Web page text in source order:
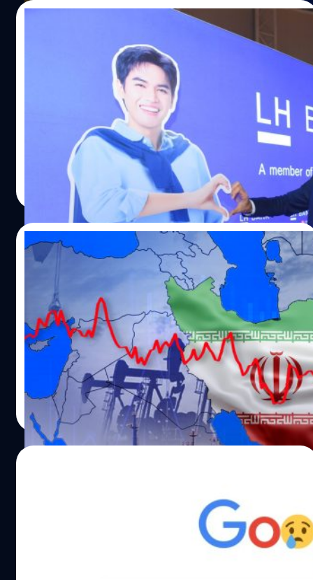
มอบให้กับองค์กร แบรนด์ ผลิตภัณฑ์ และบุคคลแห่งอนาคต
ผู้สร้างสรรค์นวัตกรรมใหม่ๆ เพื่อประกาศและเชิดชูความ
สำเร็จให้แก่องค์กร แบรนด์ ผลิตภัณฑ์ และบุคคล ที่มีความ
คิดริเริ่มสร้างสรรค์งานที่มีความโดดเด่น ซึ่งก่อให้เกิดคุณค่า
สูงสุดต่อสังคมเป็นวงกว้าง ผ่าน 3 ขั้นตอนดังนี้ 1. เปิดรับการ
เสนอรายชื่อองค์กรเพื่อสมัครเข้าร่วมการประกวด 2. คณะ
กรรมการผู้ทรงคุณวุฒิคัดเลือกคุณสมบัติผู้สมัคร ตามหลัก
เกณฑ์คะแนน 3. คณะกรรมการผู้ทรงคุณวุฒิร่วมคัดเลือกเฟ้น
หาผู้ชนะในแต่ละสาขารางวัล และเปิดโหวตแสดงความคิด
เห็นเพื่อเฟ้นหาผู้ชนะรางวัล โดยรางวัล The Better World
Corporate Awards มีทั้งสิ้น 5 สาขา ดังนี้…
LH Bank เปิดตัว “GENIE AI” ผู้ช่วยอัจฉริยะสั่ง
งานด้วยเสียง บนแอปฯ LHB You รายแรกใน
เมื่อความเร็ว การเข้าถึงง่าย และความปลอดภัยคือหัวใจ
สำคัญของยุค Mobile Banking ทาง LH Bank ได้สร้าง
ปรากฏการณ์ใหม่ในวงการธนาคารไทย ด้วยการเปลี่ยนผ่าน
จากกลยุทธ์ "Mobile-First" สู่การเป็น "AI-First & Voice-
First" อย่างเต็มรูปแบบ ด้วยการเปิดตัว “GENIE AI” บน
แอปพลิเคชัน LHB You ซึ่งถือเป็นครั้งแรกในประเทศไทยที่ผู้
ใช้งานสามารถทำธุรกรรมทางการเงินผ่าน "การสนทนา" ด้วย
เสียงและภาษาธรรมชาติ นายฉี ชิง-ฟู่ ประธานเจ้าหน้าที่
บริหารและกรรมการผู้จัดการ LH Bank ระบุว่า GENIE ไม่ใช่
เพียงแค่ฟีเจอร์ใหม่ แต่คือนวัตกรรมที่ยึดลูกค้าเป็นศูนย์กลาง
(Customer-Centric) โดยได้รับการสนับสนุนองค์ความรู้จาก
CTBC Bank ธนาคารเอกชนอันดับหนึ่งจากไต้หวันซึ่งเป็น
บริษัทแม่ที่มีความเชี่ยวชาญด้านเทคโนโลยีทางการเงินระดับ
สากล ขณะที่ นายพีรพัฒน์ เกษบุญชู ประธานเจ้าหน้าที่บริหาร
กลุ่มลูกค้ารายย่อย เสริมว่าเป้าหมายหลักคือการพาธนาคาร
ไปสู่การเป็น “Digital Finance Lifestyle” เพื่อตอบโจทย์กลุ่ม
คนรุ่นใหม่ (Digital Savvy) พนักงานออฟฟิศ (Payroll) และผู้
ประกอบการ (Merchant) ผ่านกลยุทธ์ที่ผสานกันระหว่าง
เทคโนโลยีล้ำสมัยและความเป็นมนุษย์ที่เข้าถึงง่าย…
ภูษิต เรืองอุดมกิจ | 155 days ago
Read More
02/03/2026
“ช่องแคบฮอร์มุซ” ส่อวิกฤต หลังสหรัฐฯ-
อิสราเอลถล่มอิหร่าน จับตาน้ำมันขาดแคลน-
ราคาพุ่ง ด้านไทยเผยมีสำรองใช้ 60 วัน
สงครามตะวันออกกลางสะเทือนโลก หากปิด "ช่องแคบฮอร์
มุซ" (Strait of Hormuz) ไม่ใช่แค่ปัญหาด้านพลังงาน แต่จะ
กลายเป็นไฟลามทุ่งทำเศรษฐกิจโลกพัง บทความนี้ BT beartai
จะพาไปย้อนดูชนวนความรุนแรงที่นำไปสู่ภาวะน้ำมัน
ขาดแคลน เพียงระยะเวลาไม่ถึงสัปดาห์ เกิดอะไรขึ้นกับโลกใบ
นี้ ? จุดเริ่มต้นของสงครามก่อนสะเทือนน้ำมันโลก ชนวนเหตุ
เริ่มจากสหรัฐฯ และอิสราเอลได้เปิดปฏิบัติการโจมตีทาง
อากาศต่อโครงสร้างพื้นฐานทางทหารและนิวเคลียร์ของ
แคบฮอร์มุซ และมีรายงานว่ามีการโจมตีเรือบรรทุกน้ำมันอย่าง
น้อย 3 ลำที่ฝ่าฝืนคำสั่ง จนเกิดไฟลุกไหม้ แม้จะยังไม่มีการ
ประกาศปิดอย่างเป็นทางการผ่านช่องทางเดินเรือสากล แต่ใน
รัตนาภรณ์ ศรีนวลจันทร์| 157 days ago
Read More
วามโป๊ะที่เปลี่ยน Search Engine ไปตลอดกาล
รู้ไหมว่าชื่อ Google ที่เราใช้งานกันอยู่ทุกวันนี้ มีที่มาจากการ